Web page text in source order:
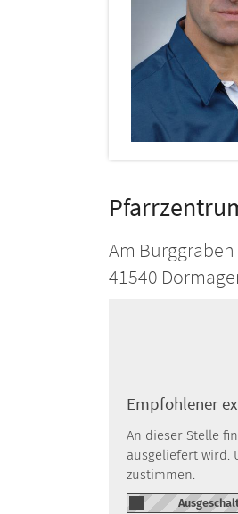
Am Burggraben
41540
Empfohlener
An dieser Stelle
ausgeliefert wird.
zustimmen.